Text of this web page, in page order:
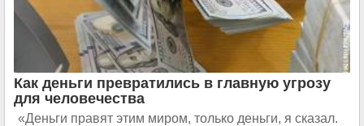
Как деньги превратились в главную угрозу
для человечества
«Деньги правят этим миром, только деньги, я сказал.